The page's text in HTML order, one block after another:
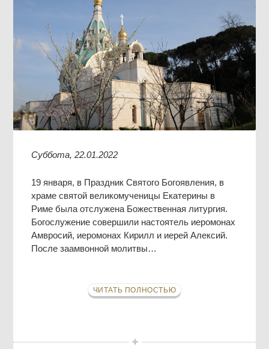
Суббота, 22.01.2022
19 января, в Праздник Святого Богоявления, в
храме святой великомученицы Екатерины в
Риме была отслужена Божественная литургия.
Богослужение совершили настоятель иеромонах
Амвросий, иеромонах Кирилл и иерей Алексий.
После заамвонной молитвы…
ЧИТАТЬ ПОЛНОСТЬЮ